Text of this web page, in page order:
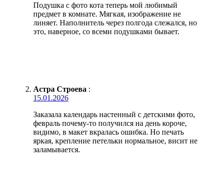
Подушка с фото кота теперь мой любимый
предмет в комнате. Мягкая, изображение не
линяет. Наполнитель через полгода слежался, но
это, наверное, со всеми подушками бывает.
Астра Строева :
15.01.2026
Заказала календарь настенный с детскими фото,
февраль почему-то получился на день короче,
видимо, в макет вкралась ошибка. Но печать
яркая, крепление петельки нормальное, висит не
заламывается.